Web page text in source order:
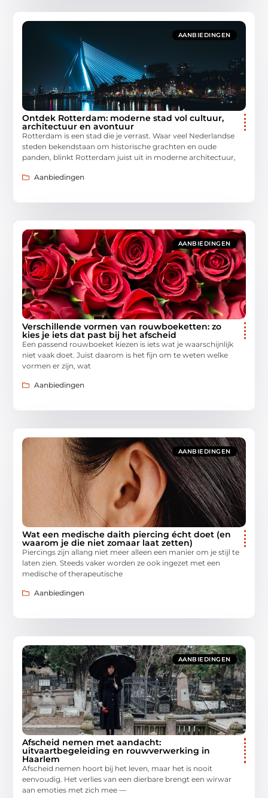
AANBIEDINGEN
Ontdek Rotterdam: moderne stad vol cultuur,
architectuur en avontuur
Rotterdam is een stad die je verrast. Waar veel Nederlandse
steden bekendstaan om historische grachten en oude
panden, blinkt Rotterdam juist uit in moderne architectuur,
Aanbiedingen
AANBIEDINGEN
Verschillende vormen van rouwboeketten: zo
kies je iets dat past bij het afscheid
Een passend rouwboeket kiezen is iets wat je waarschijnlijk
niet vaak doet. Juist daarom is het fijn om te weten welke
vormen er zijn, wat
Aanbiedingen
AANBIEDINGEN
Wat een medische daith piercing écht doet (en
waarom je die niet zomaar laat zetten)
Piercings zijn allang niet meer alleen een manier om je stijl te
laten zien. Steeds vaker worden ze ook ingezet met een
medische of therapeutische
Aanbiedingen
AANBIEDINGEN
Afscheid nemen met aandacht:
uitvaartbegeleiding en rouwverwerking in
Haarlem
Afscheid nemen hoort bij het leven, maar het is nooit
eenvoudig. Het verlies van een dierbare brengt een wirwar
aan emoties met zich mee —